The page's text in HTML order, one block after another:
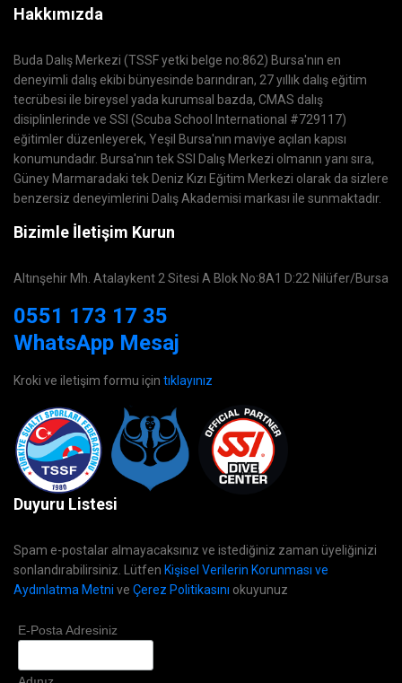
Hakkımızda
Buda Dalış Merkezi (TSSF yetki belge no:862) Bursa'nın en
deneyimli dalış ekibi bünyesinde barındıran, 27 yıllık dalış eğitim
tecrübesi ile bireysel yada kurumsal bazda, CMAS dalış
disiplinlerinde ve SSI (Scuba School International #729117)
eğitimler düzenleyerek, Yeşil Bursa'nın maviye açılan kapısı
konumundadır. Bursa'nın tek SSI Dalış Merkezi olmanın yanı sıra,
Güney Marmaradaki tek Deniz Kızı Eğitim Merkezi olarak da sizlere
benzersiz deneyimlerini Dalış Akademisi markası ile sunmaktadır.
Bizimle İletişim Kurun
Altınşehir Mh. Atalaykent 2 Sitesi A Blok No:8A1 D:22 Nilüfer/Bursa
0551 173 17 35
WhatsApp Mesaj
Kroki ve iletişim formu için tıklayınız
Duyuru Listesi
Spam e-postalar almayacaksınız ve istediğiniz zaman üyeliğinizi
sonlandırabilirsiniz. Lütfen Kişisel Verilerin Korunması ve
Aydınlatma Metni ve Çerez Politikasını okuyunuz
E-Posta Adresiniz